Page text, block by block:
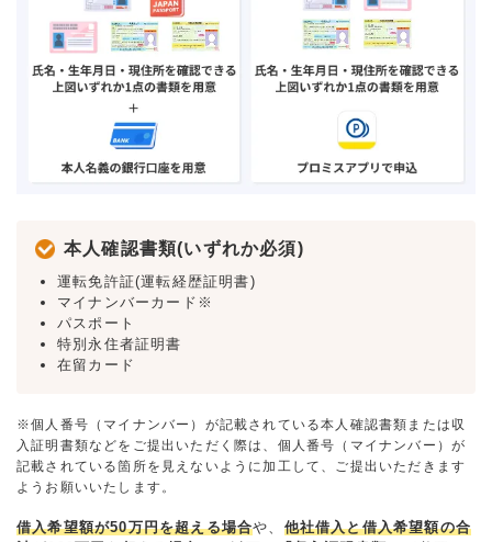
本人確認書類(いずれか必須)
運転免許証(運転経歴証明書)
マイナンバーカード※
パスポート
特別永住者証明書
在留カード
※個人番号（マイナンバー）が記載されている本人確認書類または収
入証明書類などをご提出いただく際は、個人番号（マイナンバー）が
記載されている箇所を見えないように加工して、ご提出いただきます
ようお願いいたします。
借入希望額が50万円を超える場合や、 他社借入と借入希望額の合